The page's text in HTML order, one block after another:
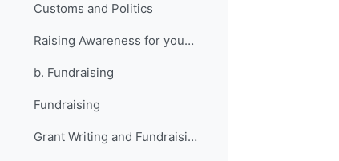
Customs and Politics
Raising Awareness for your Project - Lessons from Previous Fellows
b. Fundraising
Fundraising
Grant Writing and Fundraising Guide-sheet